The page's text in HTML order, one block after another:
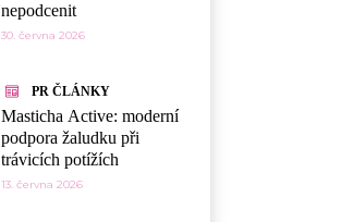
nepodcenit
30. června 2026
PR ČLÁNKY
Masticha Active: moderní
podpora žaludku při
trávicích potížích
13. června 2026